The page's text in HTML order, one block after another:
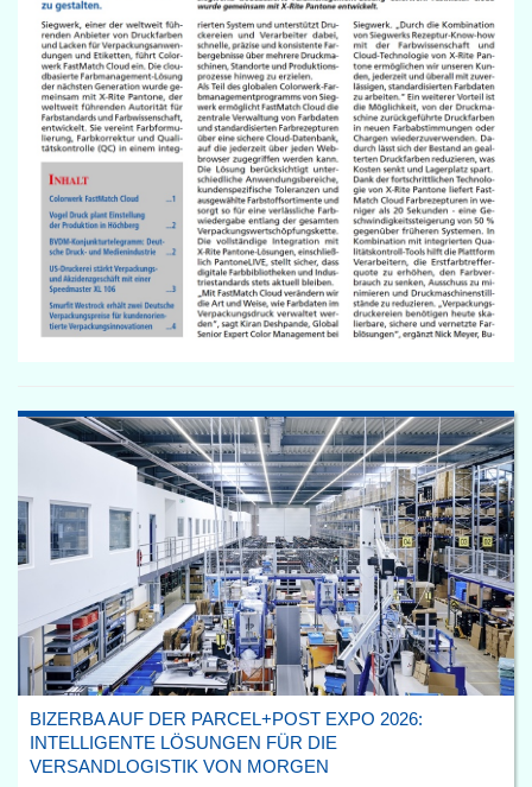
BIZERBA AUF DER PARCEL+POST EXPO 2026:
INTELLIGENTE LÖSUNGEN FÜR DIE
VERSANDLOGISTIK VON MORGEN